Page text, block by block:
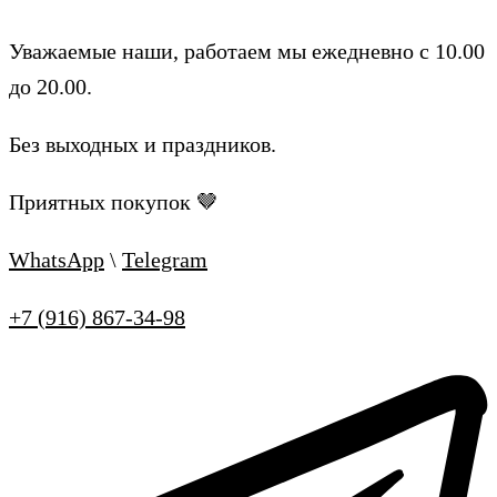
Уважаемые наши, работаем мы ежедневно с 10.00
до 20.00.
Без выходных и праздников.
Приятных покупок 🤎
WhatsApp \ Telegram
+7 (916) 867-34-98